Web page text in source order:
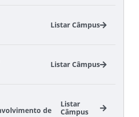
Listar Câmpus
Câmpus São Miguel do Oeste
Listar Câmpus
Câmpus São Miguel do Oeste
de
Listar
Câmpus